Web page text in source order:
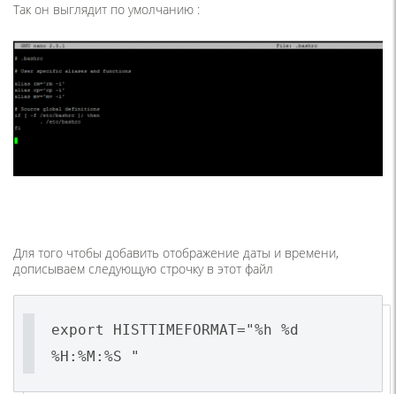
Так он выглядит по умолчанию :
Для того чтобы добавить отображение даты и времени,
дописываем следующую строчку в этот файл
export HISTTIMEFORMAT="%h %d
%H:%M:%S "